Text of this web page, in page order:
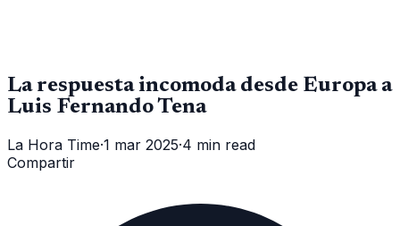
La respuesta incomoda desde Europa a
Luis Fernando Tena
La Hora Time·1 mar 2025·4 min read
Compartir